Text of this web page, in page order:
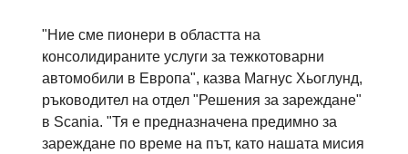
"Ние сме пионери в областта на
консолидираните услуги за тежкотоварни
автомобили в Европа", казва Магнус Хьоглунд,
ръководител на отдел "Решения за зареждане"
в Scania. "Тя е предназначена предимно за
зареждане по време на път, като нашата мисия